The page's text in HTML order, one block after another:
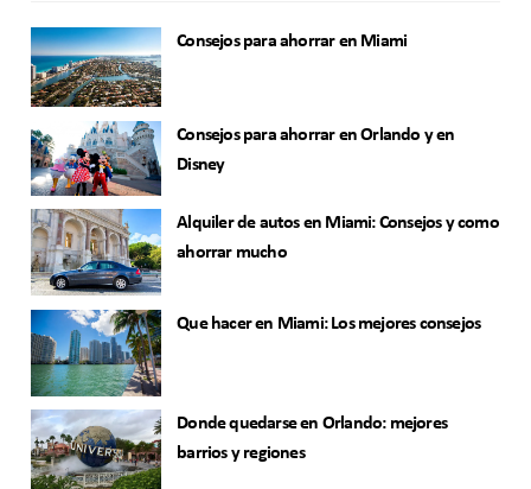
Consejos para ahorrar en Miami
Consejos para ahorrar en Orlando y en
Disney
Alquiler de autos en Miami: Consejos y como
ahorrar mucho
Que hacer en Miami: Los mejores consejos
Donde quedarse en Orlando: mejores
barrios y regiones